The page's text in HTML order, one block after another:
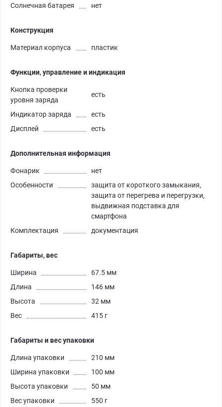
Солнечная батарея нет
Конструкция
Материал корпуса пластик
Функции, управление и индикация
Кнопка проверки
уровня заряда
есть
Индикатор заряда
есть
Дисплей
есть
Дополнительная информация
Фонарик
нет
Особенности
защита от короткого замыкания,
защита от перегрева и перегрузки,
выдвижная подставка для
смартфона
Комплектация
документация
Габариты, вес
Ширина
67.5 мм
Длина
146 мм
Высота
32 мм
Вес
415 г
Габариты и вес упаковки
Длина упаковки
210 мм
Ширина упаковки
100 мм
Высота упаковки
50 мм
Вес упаковки
550 г